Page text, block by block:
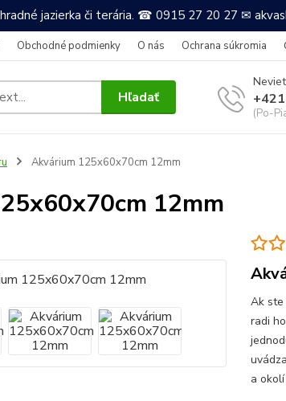
jazierka či terária. ☎ 0915 27 20 27 ✉
Obchodné podmienky O nás Ochrana súkromia
Hľadať
(Po-
Akvárium 125x60x70cm 12mm
12mm
Ak ste
radi
a